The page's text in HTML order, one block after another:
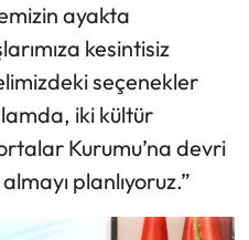
ayakta
kesintisiz
seçenekler
iki kültür
Kurumu’na devri
planlıyoruz.”